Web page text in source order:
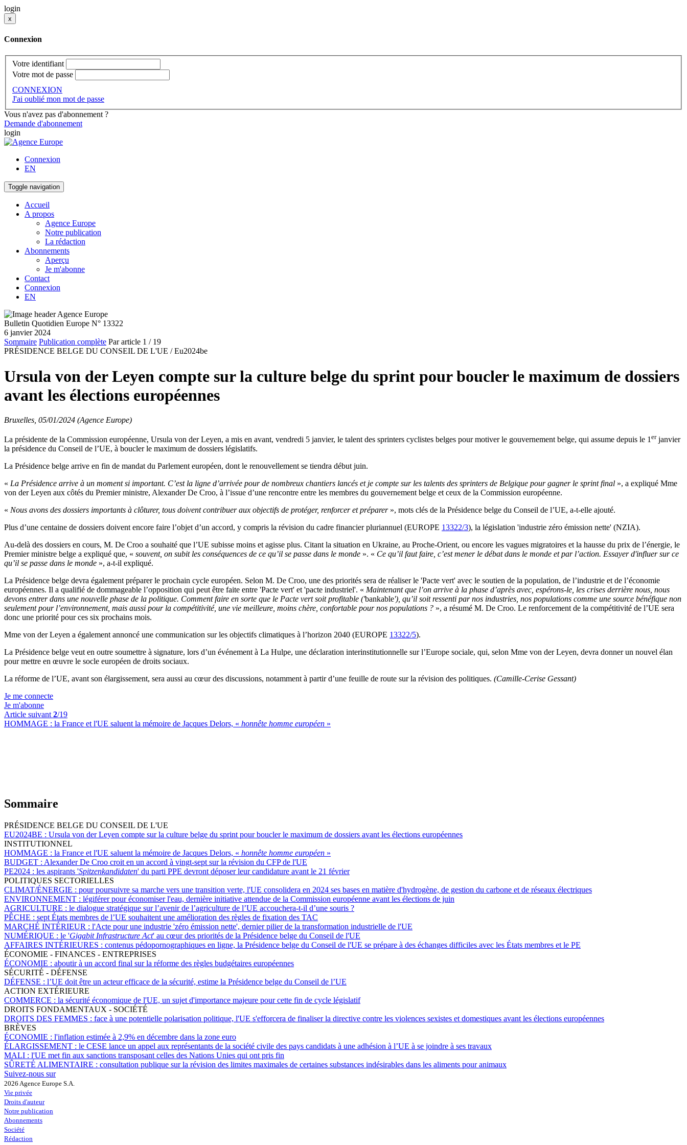
login
x
Connexion
Votre identifiant
Votre mot de passe
CONNEXION
J'ai oublié mon mot de passe
Vous n'avez pas d'abonnement ?
Demande d'abonnement
login
Connexion
EN
Toggle navigation
Accueil
A propos
Agence Europe
Notre publication
La rédaction
Abonnements
Aperçu
Je m'abonne
Contact
Connexion
EN
Bulletin Quotidien Europe N° 13322
6 janvier 2024
Sommaire Publication complète Par article 1 / 19
PRÉSIDENCE BELGE DU CONSEIL DE L'UE / Eu2024be
Ursula von der Leyen compte sur la culture belge du sprint pour boucler le maximum de dossiers
avant les élections européennes
Bruxelles, 05/01/2024 (Agence Europe)
La présidente de la Commission européenne, Ursula von der Leyen, a mis en avant, vendredi 5 janvier, le talent des sprinters cyclistes belges pour motiver le gouvernement belge, qui assume depuis le 1 erjanvier
la présidence du Conseil de l’UE, à boucler le maximum de dossiers législatifs.
La Présidence belge arrive en fin de mandat du Parlement européen, dont le renouvellement se tiendra début juin.
« La Présidence arrive à un moment si important. C’est la ligne d’arrivée pour de nombreux chantiers lancés et je compte sur les talents des sprinters de Belgique pour gagner le sprint final », a expliqué Mme
von der Leyen aux côtés du Premier ministre, Alexander De Croo, à l’issue d’une rencontre entre les membres du gouvernement belge et ceux de la Commission européenne.
« Nous avons des dossiers importants à clôturer, tous doivent contribuer aux objectifs de protéger, renforcer et préparer », mots clés de la Présidence belge du Conseil de l’UE, a-t-elle ajouté.
Plus d’une centaine de dossiers doivent encore faire l’objet d’un accord, y compris la révision du cadre financier pluriannuel (EUROPE 13322/3), la législation 'industrie zéro émission nette' (NZIA).
Au-delà des dossiers en cours, M. De Croo a souhaité que l’UE subisse moins et agisse plus. Citant la situation en Ukraine, au Proche-Orient, ou encore les vagues migratoires et la hausse du prix de l’énergie, le
Premier ministre belge a expliqué que, « souvent, on subit les conséquences de ce qu’il se passe dans le monde ». « Ce qu’il faut faire, c’est mener le débat dans le monde et par l’action. Essayer d'influer sur ce
qu’il se passe dans le monde », a-t-il expliqué.
La Présidence belge devra également préparer le prochain cycle européen. Selon M. De Croo, une des priorités sera de réaliser le 'Pacte vert' avec le soutien de la population, de l’industrie et de l’économie
européennes. Il a qualifié de dommageable l’opposition qui peut être faite entre 'Pacte vert' et 'pacte industriel'. « Maintenant que l’on arrive à la phase d’après avec, espérons-le, les crises derrière nous, nous
devons entrer dans une nouvelle phase de la politique. Comment faire en sorte que le Pacte vert soit profitable ('bankable'), qu’il soit ressenti par nos industries, nos populations comme une source bénéfique non
seulement pour l’environnement, mais aussi pour la compétitivité, une vie meilleure, moins chère, confortable pour nos populations ? », a résumé M. De Croo. Le renforcement de la compétitivité de l’UE sera
donc une priorité pour ces six prochains mois.
Mme von der Leyen a également annoncé une communication sur les objectifs climatiques à l’horizon 2040 (EUROPE 13322/5).
La Présidence belge veut en outre soumettre à signature, lors d’un événement à La Hulpe, une déclaration interinstitutionnelle sur l’Europe sociale, qui, selon Mme von der Leyen, devra donner un nouvel élan
pour mettre en œuvre le socle européen de droits sociaux.
La réforme de l’UE, avant son élargissement, sera aussi au cœur des discussions, notamment à partir d’une feuille de route sur la révision des politiques. (Camille-Cerise Gessant)
Je me connecte
Je m'abonne
Article suivant 2/19
HOMMAGE : la France et l'UE saluent la mémoire de Jacques Delors, « honnête homme européen »
Sommaire
PRÉSIDENCE BELGE DU CONSEIL DE L'UE
EU2024BE : Ursula von der Leyen compte sur la culture belge du sprint pour boucler le maximum de dossiers avant les élections européennes
INSTITUTIONNEL
HOMMAGE : la France et l'UE saluent la mémoire de Jacques Delors, « honnête homme européen »
BUDGET : Alexander De Croo croit en un accord à vingt-sept sur la révision du CFP de l'UE
PE2024 : les aspirants 'Spitzenkandidaten' du parti PPE devront déposer leur candidature avant le 21 février
POLITIQUES SECTORIELLES
CLIMAT/ÉNERGIE : pour poursuivre sa marche vers une transition verte, l'UE consolidera en 2024 ses bases en matière d'hydrogène, de gestion du carbone et de réseaux électriques
ENVIRONNEMENT : légiférer pour économiser l'eau, dernière initiative attendue de la Commission européenne avant les élections de juin
AGRICULTURE : le dialogue stratégique sur l’avenir de l’agriculture de l’UE accouchera-t-il d’une souris ?
PÊCHE : sept États membres de l’UE souhaitent une amélioration des règles de fixation des TAC
MARCHÉ INTÉRIEUR : l'Acte pour une industrie 'zéro émission nette', dernier pilier de la transformation industrielle de l'UE
NUMÉRIQUE : le 'Gigabit Infrastructure Act' au cœur des priorités de la Présidence belge du Conseil de l'UE
AFFAIRES INTÉRIEURES : contenus pédopornographiques en ligne, la Présidence belge du Conseil de l'UE se prépare à des échanges difficiles avec les États membres et le PE
ÉCONOMIE - FINANCES - ENTREPRISES
ÉCONOMIE : aboutir à un accord final sur la réforme des règles budgétaires européennes
SÉCURITÉ - DÉFENSE
DÉFENSE : l’UE doit être un acteur efficace de la sécurité, estime la Présidence belge du Conseil de l’UE
ACTION EXTÉRIEURE
COMMERCE : la sécurité économique de l'UE, un sujet d'importance majeure pour cette fin de cycle législatif
DROITS FONDAMENTAUX - SOCIÉTÉ
DROITS DES FEMMES : face à une potentielle polarisation politique, l'UE s'efforcera de finaliser la directive contre les violences sexistes et domestiques avant les élections européennes
BRÈVES
ÉCONOMIE : l'inflation estimée à 2,9% en décembre dans la zone euro
ÉLARGISSEMENT : le CESE lance un appel aux représentants de la société civile des pays candidats à une adhésion à l’UE à se joindre à ses travaux
MALI : l'UE met fin aux sanctions transposant celles des Nations Unies qui ont pris fin
SÛRETÉ ALIMENTAIRE : consultation publique sur la révision des limites maximales de certaines substances indésirables dans les aliments pour animaux
Suivez-nous sur
2026 Agence Europe S.A.
Vie privée
Droits d'auteur
Notre publication
Abonnements
Société
Rédaction